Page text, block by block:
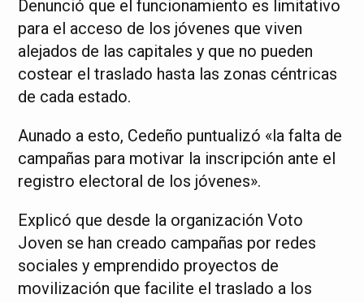
Denunció que el funcionamiento es limitativo
para el acceso de los jóvenes que viven
alejados de las capitales y que no pueden
costear el traslado hasta las zonas céntricas
de cada estado.
Aunado a esto, Cedeño puntualizó «la falta de
campañas para motivar la inscripción ante el
registro electoral de los jóvenes».
Explicó que desde la organización Voto
Joven se han creado campañas por redes
sociales y emprendido proyectos de
movilización que facilite el traslado a los